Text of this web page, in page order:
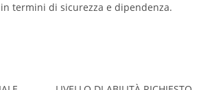
termini di sicurezza e dipendenza.